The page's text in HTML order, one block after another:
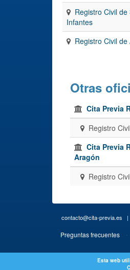
Esta web
Registro Civil
Infantes
Registro Civil
Otras
Cita Previa
Registro
Cita Previa
Aragón
Registro
contacto@cita-previa.es |
Preguntas frecuentes·